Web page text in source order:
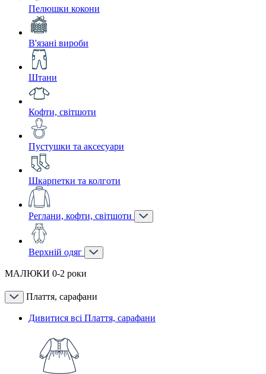
Пелюшки кокони
В'язані вироби
Штани
Кофти, світшоти
Пустушки та аксесуари
Шкарпетки та колготи
Реглани, кофти, світшоти
Верхній одяг
МАЛЮКИ 0-2 роки
Плаття, сарафани
Дивитися всі Плаття, сарафани